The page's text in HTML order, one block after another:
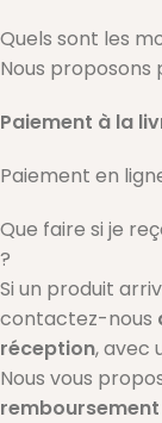
Quels sont les
Nous proposons
Paiement à la
Paiement en
Que faire si je
?
Si un produit
contactez-nous
réception, avec
Nous vous